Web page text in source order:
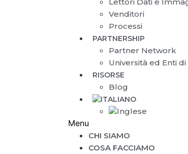
Venditori
Processi
PARTNERSHIP
Partner Network
Università ed Enti di
RISORSE
Blog
Menu
CHI SIAMO
COSA FACCIAMO